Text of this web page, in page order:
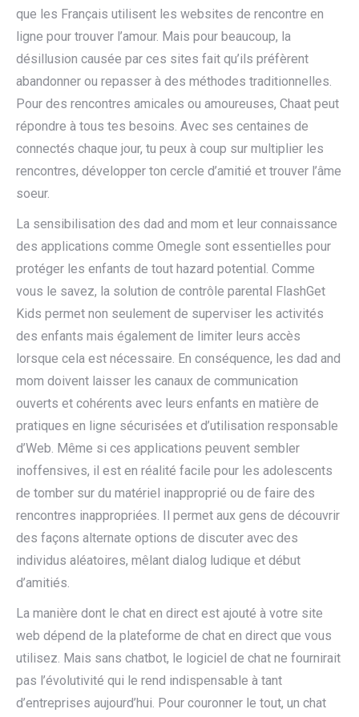
que les Français utilisent les websites de rencontre en
ligne pour trouver l’amour. Mais pour beaucoup, la
désillusion causée par ces sites fait qu’ils préfèrent
abandonner ou repasser à des méthodes traditionnelles.
Pour des rencontres amicales ou amoureuses, Chaat peut
répondre à tous tes besoins. Avec ses centaines de
connectés chaque jour, tu peux à coup sur multiplier les
rencontres, développer ton cercle d’amitié et trouver l’âme
soeur.
La sensibilisation des dad and mom et leur connaissance
des applications comme Omegle sont essentielles pour
protéger les enfants de tout hazard potential. Comme
vous le savez, la solution de contrôle parental FlashGet
Kids permet non seulement de superviser les activités
des enfants mais également de limiter leurs accès
lorsque cela est nécessaire. En conséquence, les dad and
mom doivent laisser les canaux de communication
ouverts et cohérents avec leurs enfants en matière de
pratiques en ligne sécurisées et d’utilisation responsable
d’Web. Même si ces applications peuvent sembler
inoffensives, il est en réalité facile pour les adolescents
de tomber sur du matériel inapproprié ou de faire des
rencontres inappropriées. Il permet aux gens de découvrir
des façons alternate options de discuter avec des
individus aléatoires, mêlant dialog ludique et début
d’amitiés.
La manière dont le chat en direct est ajouté à votre site
web dépend de la plateforme de chat en direct que vous
utilisez. Mais sans chatbot, le logiciel de chat ne fournirait
pas l’évolutivité qui le rend indispensable à tant
d’entreprises aujourd’hui. Pour couronner le tout, un chat